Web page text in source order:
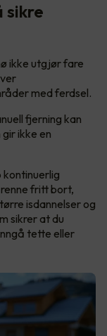
sikre
ikke utgjør fare
med ferdsel.
fjerning kan
ikke en
kontinuerlig
fritt bort,
isdannelser og
sikrer at du
tette eller